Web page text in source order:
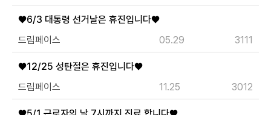
♥6/3 대통령 선거날은 휴진입니다♥
드림페이스
05.29 3111
♥12/25 성탄절은 휴진입니다♥
드림페이스
11.25 3012
개인정보수집・이용에 관한 내용
개인정보 제공받는자
드림페이스
수집하는 개인정보